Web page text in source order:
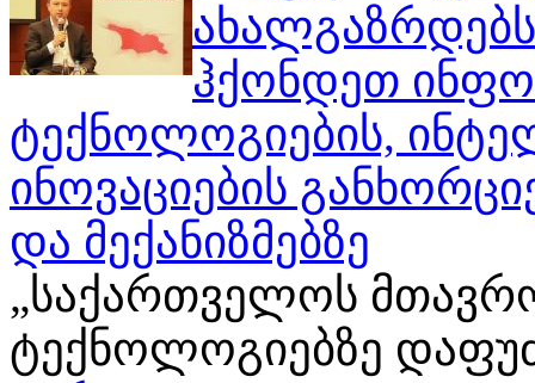
ჰქონდეთ
ტექნოლოგიების,
ინოვაციების
და მექანიზმებზე
„საქართველოს
ტექნოლოგიებზე